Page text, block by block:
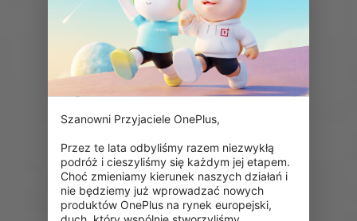
hat’s inth
box?
Szanowni Przyjaciele OnePlus,
Przez te lata odbyliśmy razem niezwykłą
podróż i cieszyliśmy się każdym jej etapem.
Choć zmieniamy kierunek naszych działań i
nie będziemy już wprowadzać nowych
produktów OnePlus na rynek europejski,